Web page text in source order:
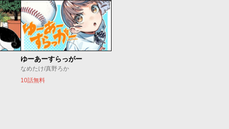
ゆーあーすらっがー
なめたけ/真野ろか
10話無料